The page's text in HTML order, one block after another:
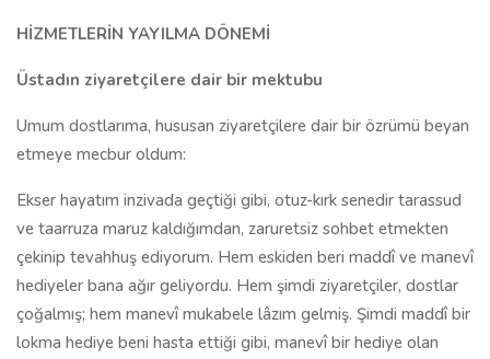
HİZMETLERİN YAYILMA DÖNEMİ
Üstadın ziyaretçilere dair bir mektubu
Umum dostlarıma, hususan ziyaretçilere dair bir özrümü beyan
etmeye mecbur oldum:
Ekser hayatım inzivada geçtiği gibi, otuz-kırk senedir tarassud
ve taarruza maruz kaldığımdan, zaruretsiz sohbet etmekten
çekinip tevahhuş ediyorum. Hem eskiden beri maddî ve manevî
hediyeler bana ağır geliyordu. Hem şimdi ziyaretçiler, dostlar
çoğalmış; hem manevî mukabele lâzım gelmiş. Şimdi maddî bir
lokma hediye beni hasta ettiği gibi, manevî bir hediye olan